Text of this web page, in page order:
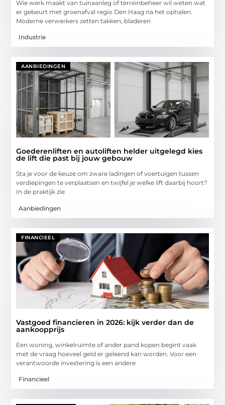
Wie werk maakt van tuinaanleg of terreinbeheer wil weten wat
er gebeurt met groenafval regio Den Haag na het ophalen.
Moderne verwerkers zetten takken, bladeren
Industrie
AANBIEDINGEN
Goederenliften en autoliften helder uitgelegd kies
de lift die past bij jouw gebouw
Sta je voor de keuze om zware ladingen of voertuigen tussen
verdiepingen te verplaatsen en twijfel je welke lift daarbij hoort?
In de praktijk zie
Aanbiedingen
FINANCIEEL
Vastgoed financieren in 2026: kijk verder dan de
aankoopprijs
Een woning, winkelruimte of ander pand kopen begint vaak
met de vraag hoeveel geld er geleend kan worden. Voor een
verantwoorde investering is een andere
Financieel